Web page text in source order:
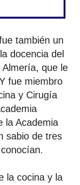
también un
docencia del
Almería, que le
fue miembro
y Cirugía
la Academia
sabio de tres
la cocina y la